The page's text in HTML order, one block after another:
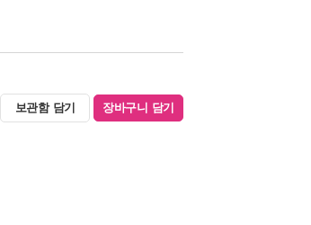
보관함 담기 장바구니 담기